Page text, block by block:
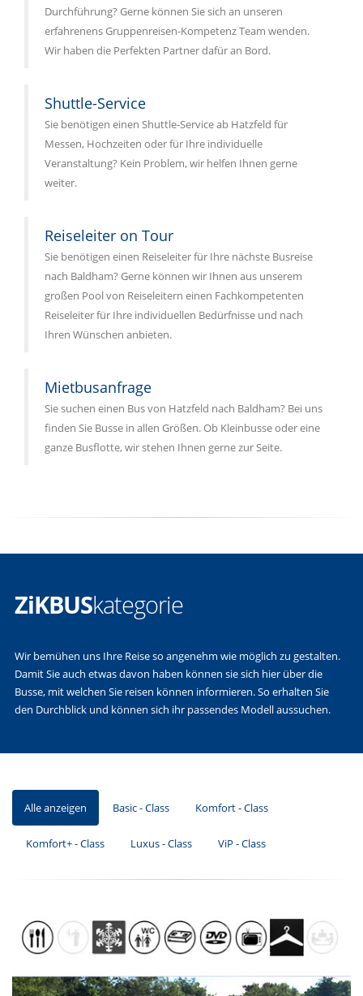
Durchführung? Gerne können Sie sich an unseren
erfahrenens Gruppenreisen-Kompetenz Team wenden.
Wir haben die Perfekten Partner dafür an Bord.
Shuttle-Service
Sie benötigen einen Shuttle-Service ab Hatzfeld für
Messen, Hochzeiten oder für Ihre individuelle
Veranstaltung? Kein Problem, wir helfen Ihnen gerne
weiter.
Reiseleiter on Tour
Sie benötigen einen Reiseleiter für Ihre nächste Busreise
nach Baldham? Gerne können wir Ihnen aus unserem
großen Pool von Reiseleitern einen Fachkompetenten
Reiseleiter für Ihre individuellen Bedürfnisse und nach
Ihren Wünschen anbieten.
Mietbusanfrage
Sie suchen einen Bus von Hatzfeld nach Baldham? Bei uns
finden Sie Busse in allen Größen. Ob Kleinbusse oder eine
ganze Busflotte, wir stehen Ihnen gerne zur Seite.
ZiKBUSkategorie
Wir bemühen uns Ihre Reise so angenehm wie möglich zu gestalten.
Damit Sie auch etwas davon haben können sie sich hier über die
Busse, mit welchen Sie reisen können informieren. So erhalten Sie
den Durchblick und können sich ihr passendes Modell aussuchen.
Alle anzeigen Basic - Class Komfort - Class
Komfort+ - Class Luxus - Class ViP - Class